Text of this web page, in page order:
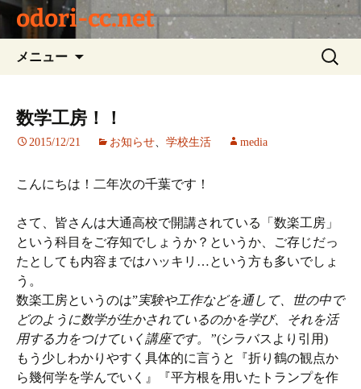
odori-cc.net
メニュー
ツ
キ
プ
検
索:
数学工房！！
2015/12/21 お知らせ、 学校生活 media
こんにちは！二年次の千葉です！
さて、皆さんは大通高校で開講されている「数楽工房」
という科目をご存知でしょうか？というか、ご存じだっ
たとしても内容まではハッキリ…という方も多いでしょ
う。
数楽工房というのは”実験や工作などを通して、世の中で
どのように数学が生かされているのかを学び、それを活
用する力をつけていく講座です。”(シラバスより引用)
もう少しわかりやすく具体的に言うと『折り鶴の観点か
ら幾何学を学んでいく』『平方根を用いたトランプを作